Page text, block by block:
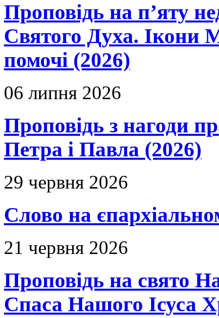
Проповідь на п’яту
Святого Духа. Ікони
помочі (2026)
06 липня 2026
Проповідь з нагоди
Петра і Павла (2026)
29 червня 2026
Слово на
21 червня 2026
Проповідь на свято
Спаса Нашого Ісуса